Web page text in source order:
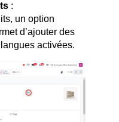
:
un option
d’ajouter des
activées.